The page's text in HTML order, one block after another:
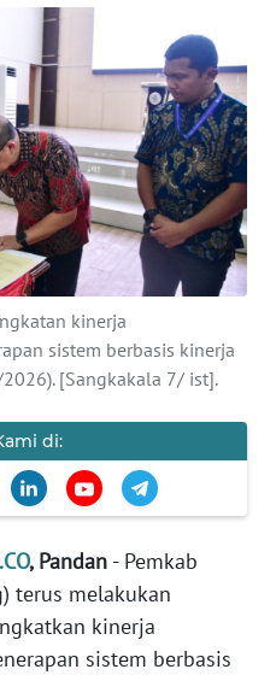
kinerja
sistem berbasis kinerja
[Sangkakala 7/ ist].
di:
, Pandan - Pemkab
terus melakukan
kinerja
sistem berbasis